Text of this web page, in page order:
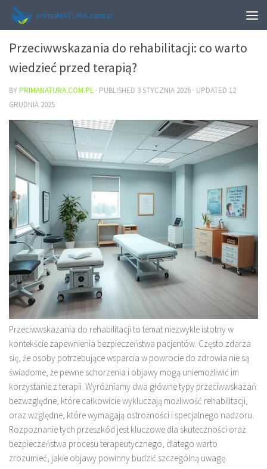
ZDROWIE
Przeciwwskazania do rehabilitacji: co warto
wiedzieć przed terapią?
BYPRIMANATURA.COM.PL · PUBLISHED 3 STYCZNIA 2026 · UPDATED 12
GRUDNIA 2025
Przeciwwskazania do rehabilitacji to temat niezwykle istotny w
kontekście zapewnienia bezpieczeństwa pacjentów. Często zdarza
się, że osoby potrzebujące wsparcia w powrocie do zdrowia nie są
świadome, że pewne schorzenia i objawy mogą uniemożliwić im
korzystanie z terapii. Wyróżniamy dwa główne typy przeciwwskazań:
bezwzględne, które całkowicie wykluczają możliwość rehabilitacji,
oraz względne, które wymagają ostrożności i specjalnego nadzoru.
Rozpoznanie tych przeszkód jest kluczowe dla skuteczności oraz
bezpieczeństwa procesu terapeutycznego, dlatego warto
zrozumieć, jakie objawy powinny budzić szczególną uwagę.